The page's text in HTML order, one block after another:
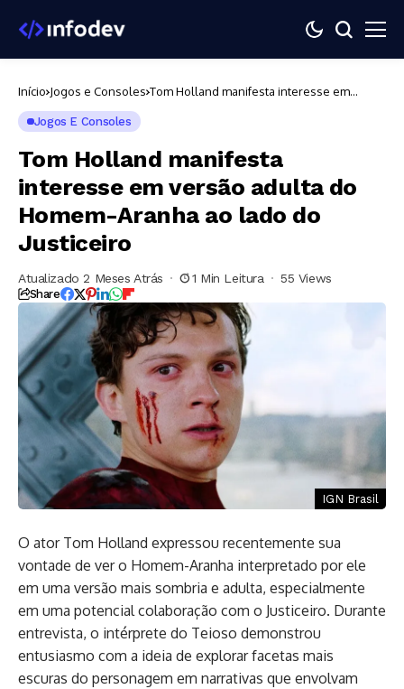
Início Jogos e Consoles Tom Holland manifesta interesse em
Jogos E Consoles
Tom Holland manifesta
interesse em versão adulta do
Homem-Aranha ao lado do
Justiceiro
Atualizado 2 Meses Atrás 1 Min Leitura 55 Views
Share
IGN Brasil
O ator Tom Holland expressou recentemente sua
vontade de ver o Homem-Aranha interpretado por ele
em uma versão mais sombria e adulta, especialmente
em uma potencial colaboração com o Justiceiro. Durante
entrevista, o intérprete do Teioso demonstrou
entusiasmo com a ideia de explorar facetas mais
escuras do personagem em narrativas que envolvam